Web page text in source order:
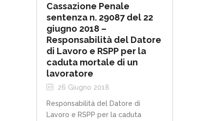
Cassazione Penale
sentenza n. 29087 del 22
giugno 2018 –
Responsabilità del Datore
di Lavoro e RSPP per la
caduta mortale di un
lavoratore
26 Giugno 2018
Responsabilità del Datore di
Lavoro e RSPP per la caduta